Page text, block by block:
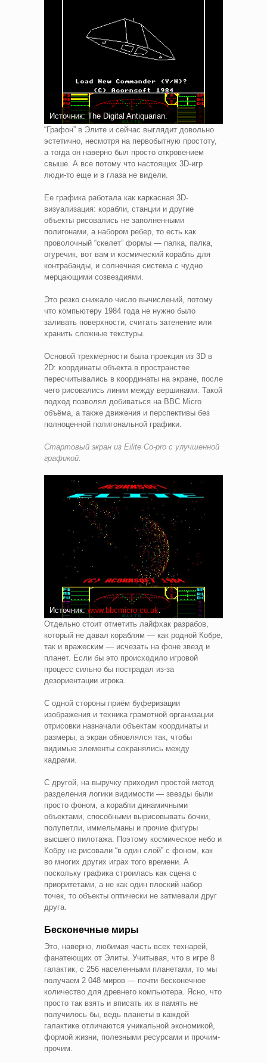
Источник: The Digital Antiquarian.
“Графон” в Элите и сейчас выглядит довольно
эстетично, несмотря на первобытную простоту,
а тогда он наверно был просто откровением
свыше. А все потому что настоящих 3D-игр
люди-то еще и в глаза не видели.
Ее графика работала как каркасная 3D-
визуализация: корабли, станции и другие
объекты рисовались не заполненными
полигонами, а набором ребер, то есть как
проволочный “скелет” формы — палка, палка,
огуречик, вот вам и космический корабль для
контрабанды, и солнечная система с чудно
мерцающими созвездиями.
Это резко снижало число вычислений, потому
что компьютеру 1984 года не нужно было
заливать поверхности, считать затенение или
хранить сложные текстуры.
Основой трехмерности была проекция из 3D в
2D: координаты объекта в пространстве
пересчитывались в координаты на экране, после
чего рисовались линии между вершинами. Такой
подход позволял добиваться на BBC Micro
объёма, а также движения и перспективы без
полноценной полигональной графики.
Стартовый экран из Eilite Co-pro с улучшенной
графикой.
Источник:www.bbcmicro.co.uk.
Отдельно стоит отметить лайфхак разрабов,
который не давал кораблям — как родной Кобре,
так и вражеским — исчезать на фоне звезд и
планет. Если бы это происходило игровой
процесс сильно бы пострадал из-за
дезориентации игрока.
С одной стороны приём буферизации
изображения и техника грамотной организации
отрисовки назначали объектам координаты и
размеры, а экран обновлялся так, чтобы
видимые элементы сохранялись между
кадрами.
С другой, на выручку приходил простой метод
разделения логики видимости — звезды были
просто фоном, а корабли динамичными
объектами, способными вырисовывать бочки,
полупетли, иммельманы и прочие фигуры
высшего пилотажа. Поэтому космическое небо и
Кобру не рисовали “в один слой” с фоном, как
во многих других играх того времени. А
поскольку графика строилась как сцена с
приоритетами, а не как один плоский набор
точек, то объекты оптически не затмевали друг
друга.
Бесконечные миры
Это, наверно, любимая часть всех технарей,
фанатеющих от Элиты. Учитывая, что в игре 8
галактик, с 256 населенными планетами, то мы
получаем 2 048 миров — почти бесконечное
количество для древнего компьютера. Ясно, что
просто так взять и вписать их в память не
получилось бы, ведь планеты в каждой
галактике отличаются уникальной экономикой,
формой жизни, полезными ресурсами и прочим-
прочим.